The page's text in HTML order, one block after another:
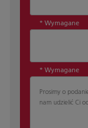
* Wymagane
* Wymagane
Prosimy o
nam udzielić Ci